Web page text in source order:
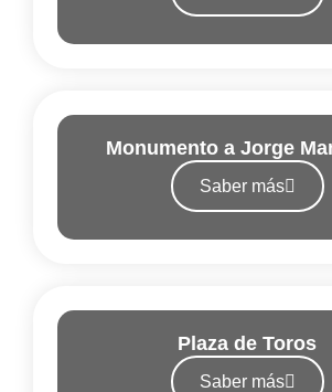
Monumento a Jorge
Saber más
Plaza de Toros
Saber más